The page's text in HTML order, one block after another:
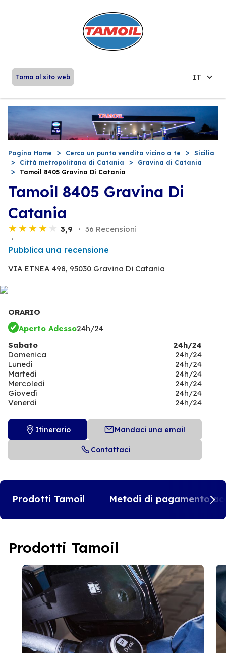
Torna al sito web IT
Pagina Home Cerca un punto vendita vicino a te
Sicilia
Città metropolitana di Catania
Gravina di Catania
Tamoil 8405 Gravina Di Catania
Tamoil 8405 Gravina Di
Catania
3,9 36 Recensioni
Pubblica una recensione
VIA ETNEA 498, 95030 Gravina Di Catania
ORARIO
Aperto Adesso24h/24
Sabato
24h/24
Domenica
24h/24
Lunedì
24h/24
Martedì
24h/24
Mercoledì
24h/24
Giovedì
24h/24
Venerdì
24h/24
Itinerario Mandaci una email
Contattaci
Prodotti Tamoil Metodi di pagamento
Prodotti Tamoil